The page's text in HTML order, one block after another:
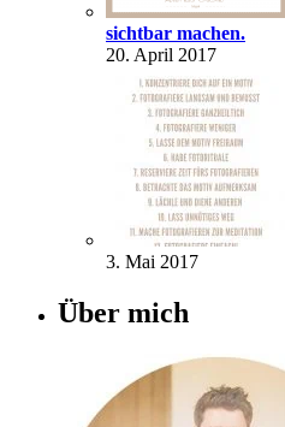
sichtbar machen.
20. April 2017
3. Mai 2017
Über mich